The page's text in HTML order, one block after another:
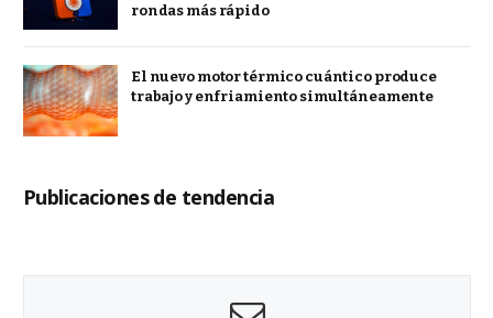
rondas más rápido
El nuevo motor térmico cuántico produce
trabajo y enfriamiento simultáneamente
Publicaciones de tendencia